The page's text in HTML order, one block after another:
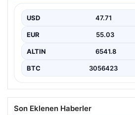
günlerde meydana gelen
sakinleri derinden sarstı. Elektrikli…
USD 47.71
EUR 55.03
ALTIN 6541.8
BTC 3056423
Son Eklenen Haberler